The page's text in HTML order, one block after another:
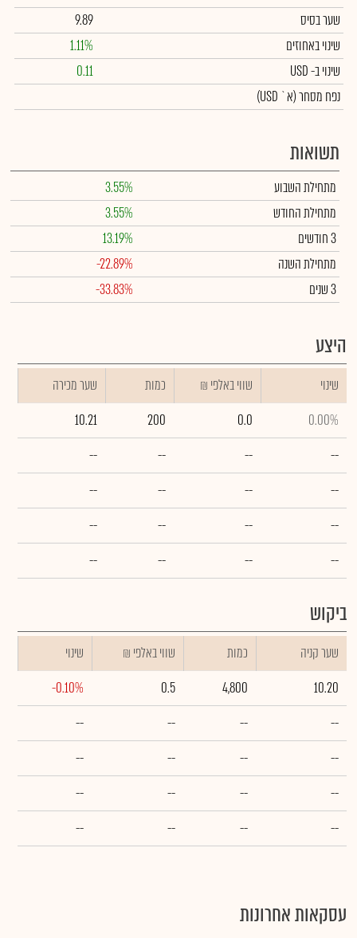
שער בסיס
9.89
שינוי באחוזים
1.11%
שינויב- USD
0.11
נפח מסחר(א` USD)
תשואות
מתחילת השבוע
3.55%
מתחילת החודש
3.55%
3 חודשים
13.19%
מתחילת השנה
-22.89%
3 שנים
-33.83%
היצע
שינוי ₪ שווי באלפי כמות
שער מכירה
0.00%
0.0
200
10.21
--
--
--
--
--
--
--
--
--
--
--
--
--
--
--
--
ביקוש
שער קניה כמות ₪ שווי באלפי
שינוי
10.20
4,800
0.5
-0.10%
--
--
--
--
--
--
--
--
--
--
--
--
--
--
--
--
עסקאות אחרונות